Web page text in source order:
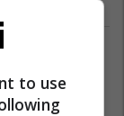
të drejta për
to use